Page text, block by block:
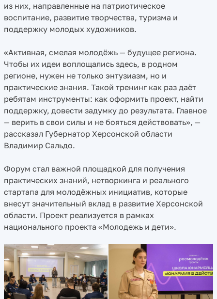
из них, направленные на патриотическое
воспитание, развитие творчества, туризма и
поддержку молодых художников.
«Активная, смелая молодёжь — будущее региона.
Чтобы их идеи воплощались здесь, в родном
регионе, нужен не только энтузиазм, но и
практические знания. Такой тренинг как раз даёт
ребятам инструменты: как оформить проект, найти
поддержку, довести задумку до результата. Главное
— верить в свои силы и не бояться действовать», —
рассказал Губернатор Херсонской области
Владимир Сальдо.
Форум стал важной площадкой для получения
практических знаний, нетворкинга и реального
стартапа для молодёжных инициатив, которые
внесут значительный вклад в развитие Херсонской
области. Проект реализуется в рамках
национального проекта «Молодежь и дети».